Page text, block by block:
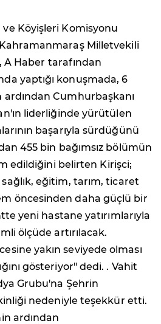
ve Köyişleri Komisyonu
Milletvekili
A Haber tarafından
yaptığı konuşmada, 6
Cumhurbaşkanı
liderliğinde yürütülen
başarıyla sürdüğünü
455 bin bağımsız bölümün
edildiğini belirten Kirişci;
eğitim, tarım, ticaret
öncesinden daha güçlü bir
yeni hastane yatırımlarıyla
ölçüde artırılacak.
yakın seviyede olması
gösteriyor" dedi. . Vahit
Grubu'na Şehrin
nedeniyle teşekkür etti.
ardından